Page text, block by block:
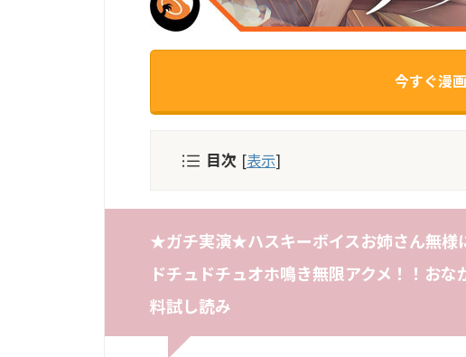
今すぐ漫
目次 [表示]
★ガチ実演★ハスキーボイスお姉さん無
ドチュドチュオホ鳴き無限アクメ！！お
料試し読み